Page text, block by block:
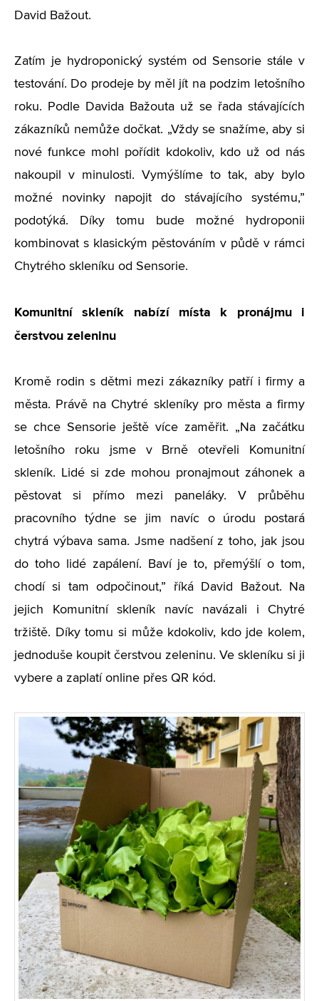
David Bažout.
Zatím je hydroponický systém od Sensorie stále v
testování. Do prodeje by měl jít na podzim letošního
roku. Podle Davida Bažouta už se řada stávajících
zákazníků nemůže dočkat. „Vždy se snažíme, aby si
nové funkce mohl pořídit kdokoliv, kdo už od nás
nakoupil v minulosti. Vymýšlíme to tak, aby bylo
možné novinky napojit do stávajícího systému,”
podotýká. Díky tomu bude možné hydroponii
kombinovat s klasickým pěstováním v půdě v rámci
Chytrého skleníku od Sensorie.
Komunitní skleník nabízí místa k pronájmu i
čerstvou zeleninu
Kromě rodin s dětmi mezi zákazníky patří i firmy a
města. Právě na Chytré skleníky pro města a firmy
se chce Sensorie ještě více zaměřit. „Na začátku
letošního roku jsme v Brně otevřeli Komunitní
skleník. Lidé si zde mohou pronajmout záhonek a
pěstovat si přímo mezi paneláky. V průběhu
pracovního týdne se jim navíc o úrodu postará
chytrá výbava sama. Jsme nadšení z toho, jak jsou
do toho lidé zapálení. Baví je to, přemýšlí o tom,
chodí si tam odpočinout,” říká David Bažout. Na
jejich Komunitní skleník navíc navázali i Chytré
tržiště. Díky tomu si může kdokoliv, kdo jde kolem,
jednoduše koupit čerstvou zeleninu. Ve skleníku si ji
vybere a zaplatí online přes QR kód.